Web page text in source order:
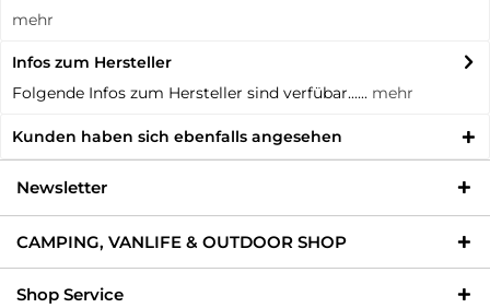
mehr
Infos zum Hersteller
Folgende Infos zum Hersteller sind verfübar...... mehr
Kunden haben sich ebenfalls angesehen
Newsletter
CAMPING, VANLIFE & OUTDOOR SHOP
Shop Service